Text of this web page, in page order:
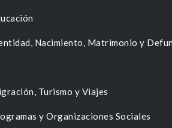
Nacimiento, Matrimonio y
Turismo y Viajes
y Organizaciones Sociales